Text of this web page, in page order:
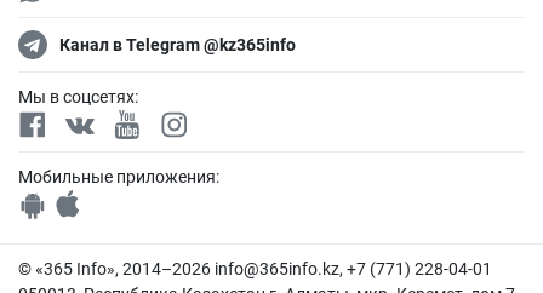
Канал в Telegram @kz365info
Мы в соцсетях:
Мобильные приложения:
© «365 Info», 2014–2026 info@365info.kz, +7 (771) 228-04-01